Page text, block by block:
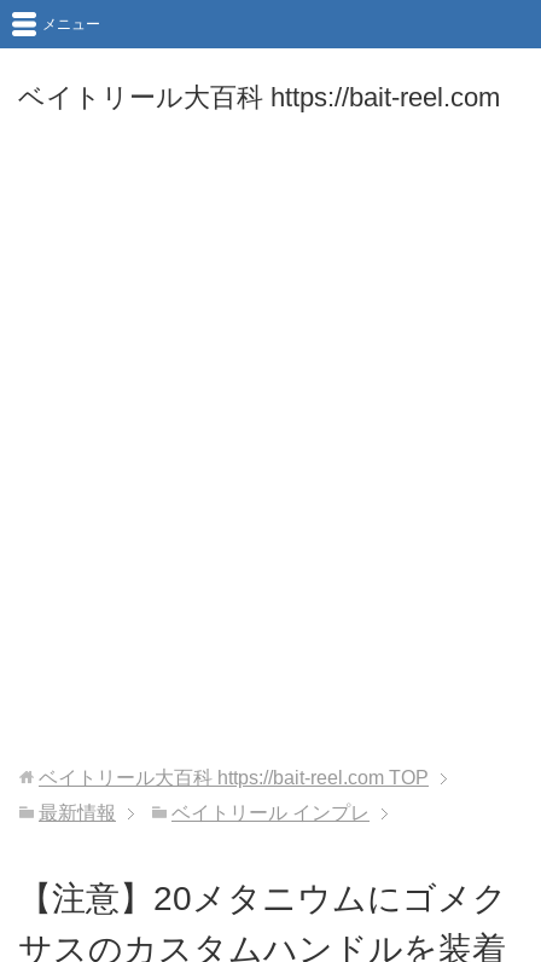
ベイトリール大百科 https://bait-reel.com
メニュー
ベイトリール大百科 https://bait-reel.com TOP
最新情報
ベイトリール インプレ
【注意】20メタニウムにゴメク
サスのカスタムハンドルを装着